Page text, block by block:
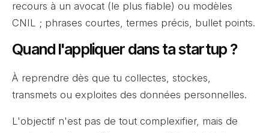
recours à un avocat (le plus fiable) ou modèles
CNIL ; phrases courtes, termes précis, bullet points.
Quand l'appliquer dans ta startup ?
À reprendre dès que tu collectes, stockes,
transmets ou exploites des données personnelles.
L'objectif n'est pas de tout complexifier, mais de